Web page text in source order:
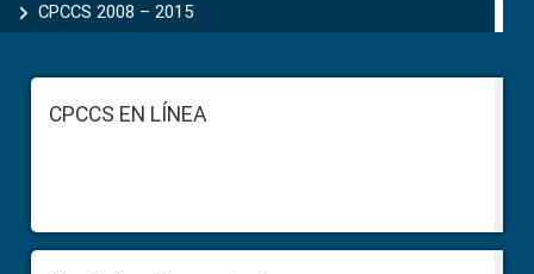
CPCCS 2008 – 2015
FooterCPCCS EN LÍNEA